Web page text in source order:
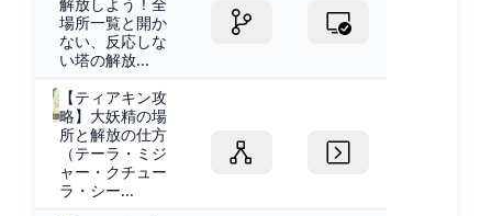
場所一覧と開か
ない、反応しな
い塔の解放...
【ティアキン攻
略】大妖精の場
所と解放の仕方
（テーラ・ミジ
ャー・クチュー
ラ・シー...